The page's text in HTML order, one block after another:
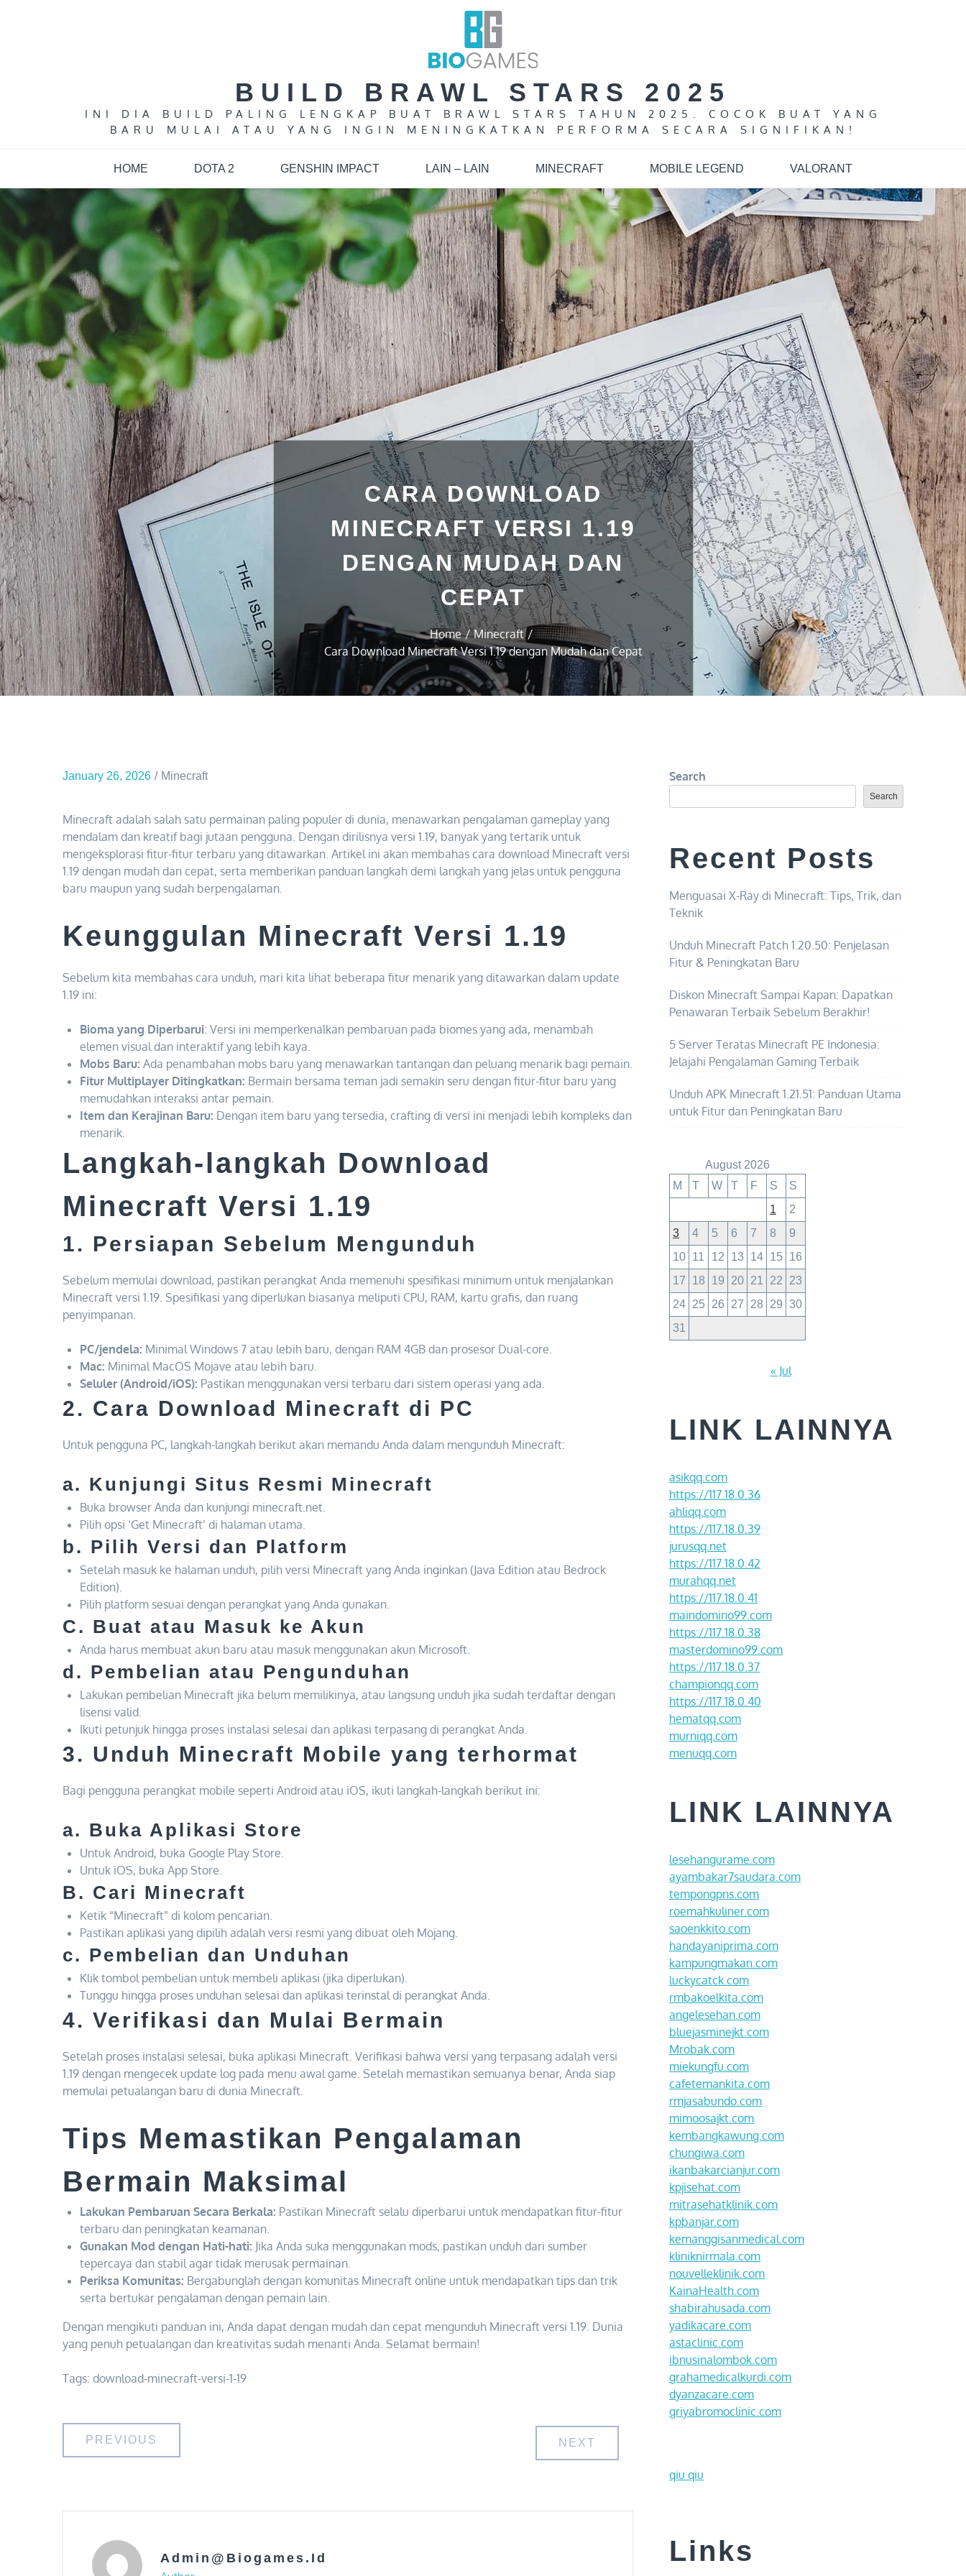
BUILD BRAWL STARS 2025
INI DIA BUILD PALING LENGKAP BUAT BRAWL STARS TAHUN 2025. COCOK BUAT YANG
BARU MULAI ATAU YANG INGIN MENINGKATKAN PERFORMA SECARA SIGNIFIKAN!
HOME DOTA 2 GENSHIN IMPACT LAIN – LAIN MINECRAFT MOBILE LEGEND VALORANT
CARA DOWNLOAD
MINECRAFT VERSI 1.19
DENGAN MUDAH DAN
CEPAT
Home
Minecraft
Cara Download Minecraft Versi 1.19 dengan Mudah dan Cepat
January 26, 2026 Minecraft
Minecraft adalah salah satu permainan paling populer di dunia, menawarkan pengalaman gameplay yang
mendalam dan kreatif bagi jutaan pengguna. Dengan dirilisnya versi 1.19, banyak yang tertarik untuk
mengeksplorasi fitur-fitur terbaru yang ditawarkan. Artikel ini akan membahas cara download Minecraft versi
1.19 dengan mudah dan cepat, serta memberikan panduan langkah demi langkah yang jelas untuk pengguna
baru maupun yang sudah berpengalaman.
Keunggulan Minecraft Versi 1.19
Sebelum kita membahas cara unduh, mari kita lihat beberapa fitur menarik yang ditawarkan dalam update
1.19 ini:
Bioma yang Diperbarui: Versi ini memperkenalkan pembaruan pada biomes yang ada, menambah
elemen visual dan interaktif yang lebih kaya.
Mobs Baru: Ada penambahan mobs baru yang menawarkan tantangan dan peluang menarik bagi pemain.
Fitur Multiplayer Ditingkatkan: Bermain bersama teman jadi semakin seru dengan fitur-fitur baru yang
memudahkan interaksi antar pemain.
Item dan Kerajinan Baru: Dengan item baru yang tersedia, crafting di versi ini menjadi lebih kompleks dan
menarik.
Langkah-langkah Download
Minecraft Versi 1.19
1. Persiapan Sebelum Mengunduh
Sebelum memulai download, pastikan perangkat Anda memenuhi spesifikasi minimum untuk menjalankan
Minecraft versi 1.19. Spesifikasi yang diperlukan biasanya meliputi CPU, RAM, kartu grafis, dan ruang
penyimpanan.
PC/jendela: Minimal Windows 7 atau lebih baru, dengan RAM 4GB dan prosesor Dual-core.
Mac: Minimal MacOS Mojave atau lebih baru.
Seluler (Android/iOS): Pastikan menggunakan versi terbaru dari sistem operasi yang ada.
2. Cara Download Minecraft di PC
Untuk pengguna PC, langkah-langkah berikut akan memandu Anda dalam mengunduh Minecraft:
a. Kunjungi Situs Resmi Minecraft
Buka browser Anda dan kunjungi minecraft.net.
Pilih opsi ‘Get Minecraft’ di halaman utama.
b. Pilih Versi dan Platform
Setelah masuk ke halaman unduh, pilih versi Minecraft yang Anda inginkan (Java Edition atau Bedrock
Edition).
Pilih platform sesuai dengan perangkat yang Anda gunakan.
C. Buat atau Masuk ke Akun
Anda harus membuat akun baru atau masuk menggunakan akun Microsoft.
d. Pembelian atau Pengunduhan
Lakukan pembelian Minecraft jika belum memilikinya, atau langsung unduh jika sudah terdaftar dengan
lisensi valid.
Ikuti petunjuk hingga proses instalasi selesai dan aplikasi terpasang di perangkat Anda.
3. Unduh Minecraft Mobile yang terhormat
Bagi pengguna perangkat mobile seperti Android atau iOS, ikuti langkah-langkah berikut ini:
a. Buka Aplikasi Store
Untuk Android, buka Google Play Store.
Untuk iOS, buka App Store.
B. Cari Minecraft
Ketik “Minecraft” di kolom pencarian.
Pastikan aplikasi yang dipilih adalah versi resmi yang dibuat oleh Mojang.
c. Pembelian dan Unduhan
Klik tombol pembelian untuk membeli aplikasi (jika diperlukan).
Tunggu hingga proses unduhan selesai dan aplikasi terinstal di perangkat Anda.
4. Verifikasi dan Mulai Bermain
Setelah proses instalasi selesai, buka aplikasi Minecraft. Verifikasi bahwa versi yang terpasang adalah versi
1.19 dengan mengecek update log pada menu awal game. Setelah memastikan semuanya benar, Anda siap
memulai petualangan baru di dunia Minecraft.
Tips Memastikan Pengalaman
Bermain Maksimal
Lakukan Pembaruan Secara Berkala: Pastikan Minecraft selalu diperbarui untuk mendapatkan fitur-fitur
terbaru dan peningkatan keamanan.
Gunakan Mod dengan Hati-hati: Jika Anda suka menggunakan mods, pastikan unduh dari sumber
tepercaya dan stabil agar tidak merusak permainan.
Periksa Komunitas: Bergabunglah dengan komunitas Minecraft online untuk mendapatkan tips dan trik
serta bertukar pengalaman dengan pemain lain.
Dengan mengikuti panduan ini, Anda dapat dengan mudah dan cepat mengunduh Minecraft versi 1.19. Dunia
yang penuh petualangan dan kreativitas sudah menanti Anda. Selamat bermain!
Tags: download-minecraft-versi-1-19
Post
PREVIOUS NEXT
Admin@biogames.id
Search
Search
Recent Posts
Menguasai X-Ray di Minecraft: Tips, Trik, dan
Teknik
Unduh Minecraft Patch 1.20.50: Penjelasan
Fitur & Peningkatan Baru
Diskon Minecraft Sampai Kapan: Dapatkan
Penawaran Terbaik Sebelum Berakhir!
5 Server Teratas Minecraft PE Indonesia:
Jelajahi Pengalaman Gaming Terbaik
Unduh APK Minecraft 1.21.51: Panduan Utama
untuk Fitur dan Peningkatan Baru
August 2026
M
T W T F S
S
1
2
3
4 5 6 7 8
9
10 11 12 13 14 15 16
17
18 19 20 21 22
23
24 25 26 27 28 29 30
31
« Jul
LINK LAINNYA
asikqq.com
https://117.18.0.36
ahliqq.com
https://117.18.0.39
jurusqq.net
https://117.18.0.42
murahqq.net
https://117.18.0.41
maindomino99.com
https://117.18.0.38
masterdomino99.com
https://117.18.0.37
championqq.com
https://117.18.0.40
hematqq.com
murniqq.com
menuqq.com
LINK LAINNYA
lesehangurame.com
ayambakar7saudara.com
tempongpns.com
roemahkuliner.com
saoenkkito.com
handayaniprima.com
kampungmakan.com
luckycatck.com
rmbakoelkita.com
angelesehan.com
bluejasminejkt.com
Mrobak.com
miekungfu.com
cafetemankita.com
rmjasabundo.com
mimoosajkt.com
kembangkawung.com
chungiwa.com
ikanbakarcianjur.com
kpjisehat.com
mitrasehatklinik.com
kpbanjar.com
kemanggisanmedical.com
kliniknirmala.com
nouvelleklinik.com
KainaHealth.com
shabirahusada.com
yadikacare.com
astaclinic.com
ibnusinalombok.com
grahamedicalkurdi.com
dyanzacare.com
griyabromoclinic.com
qiu qiu
Links